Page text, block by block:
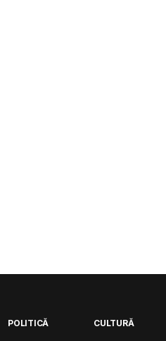
POLITICĂ CULTURĂ